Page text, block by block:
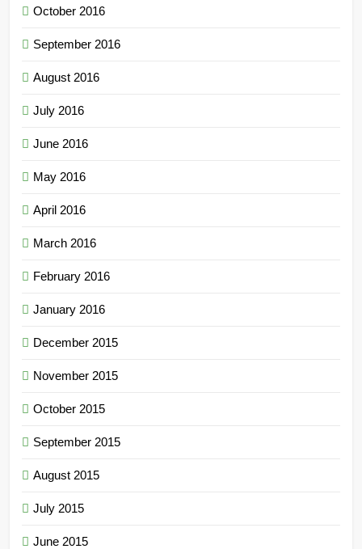
October 2016
September 2016
August 2016
July 2016
June 2016
May 2016
April 2016
March 2016
February 2016
January 2016
December 2015
November 2015
October 2015
September 2015
August 2015
July 2015
June 2015